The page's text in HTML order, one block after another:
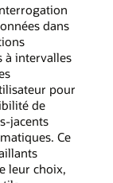
dans
à intervalles
pour
de
jacents
Ce
leur choix,